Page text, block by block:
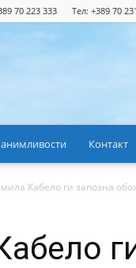
70 223 333 Тел: +389 70
Контакт
Кабело ги запозна